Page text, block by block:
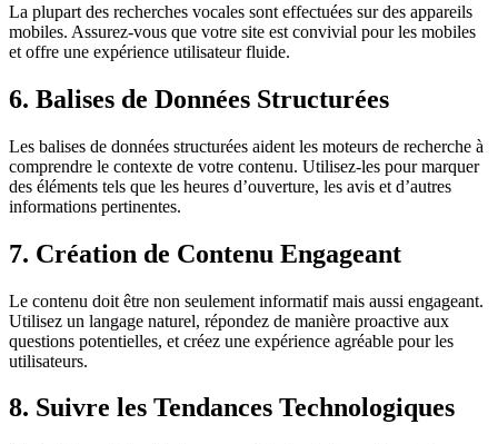
La plupart des recherches vocales sont effectuées sur des appareils
mobiles. Assurez-vous que votre site est convivial pour les mobiles
et offre une expérience utilisateur fluide.
6. Balises de Données Structurées
Les balises de données structurées aident les moteurs de recherche à
comprendre le contexte de votre contenu. Utilisez-les pour marquer
des éléments tels que les heures d’ouverture, les avis et d’autres
informations pertinentes.
7. Création de Contenu Engageant
Le contenu doit être non seulement informatif mais aussi engageant.
Utilisez un langage naturel, répondez de manière proactive aux
questions potentielles, et créez une expérience agréable pour les
utilisateurs.
8. Suivre les Tendances Technologiques